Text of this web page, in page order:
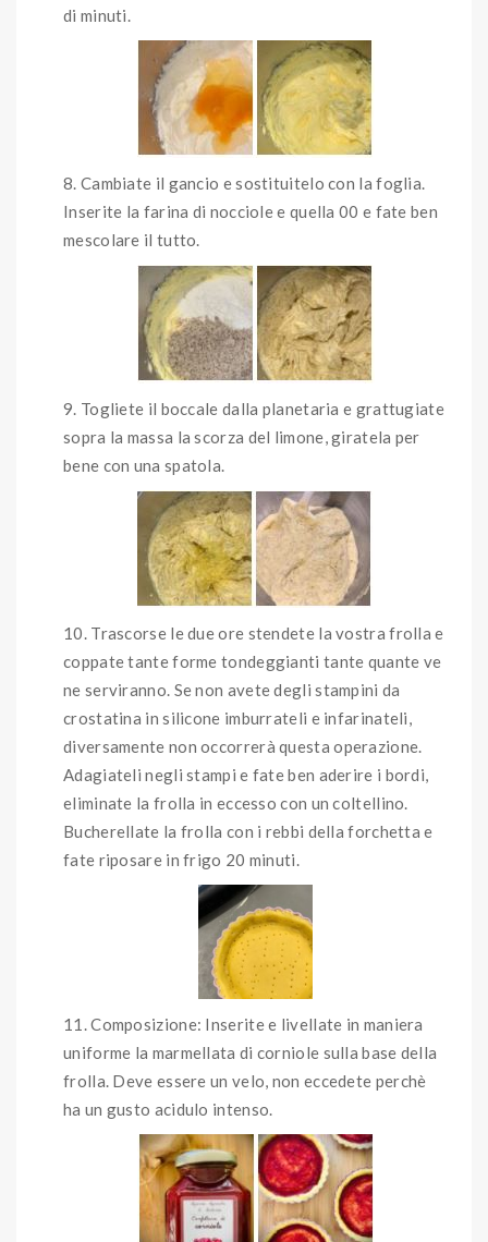
di minuti.
Cambiate il gancio e sostituitelo con la foglia.
Inserite la farina di nocciole e quella 00 e fate ben
mescolare il tutto.
Togliete il boccale dalla planetaria e grattugiate
sopra la massa la scorza del limone, giratela per
bene con una spatola.
Trascorse le due ore stendete la vostra frolla e
coppate tante forme tondeggianti tante quante ve
ne serviranno. Se non avete degli stampini da
crostatina in silicone imburrateli e infarinateli,
diversamente non occorrerà questa operazione.
Adagiateli negli stampi e fate ben aderire i bordi,
eliminate la frolla in eccesso con un coltellino.
Bucherellate la frolla con i rebbi della forchetta e
fate riposare in frigo 20 minuti.
Composizione: Inserite e livellate in maniera
uniforme la marmellata di corniole sulla base della
frolla. Deve essere un velo, non eccedete perchè
ha un gusto acidulo intenso.